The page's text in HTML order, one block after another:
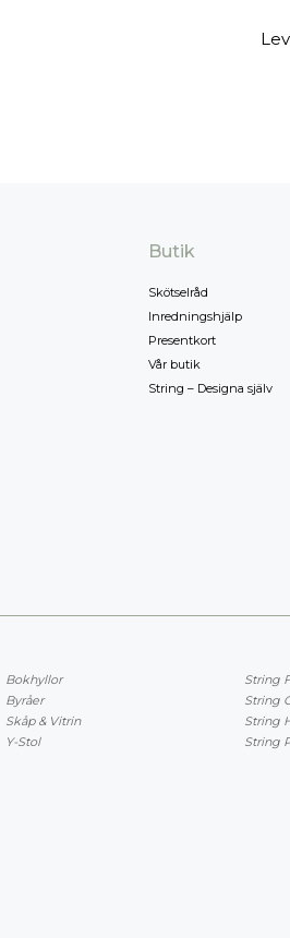
Butik
Skötselråd
Inredningshjälp
Presentkort
Vår butik
String – Designa själv
Bokhyllor
Byråer
Skåp & Vitrin
Y-Stol
String
String
String
String